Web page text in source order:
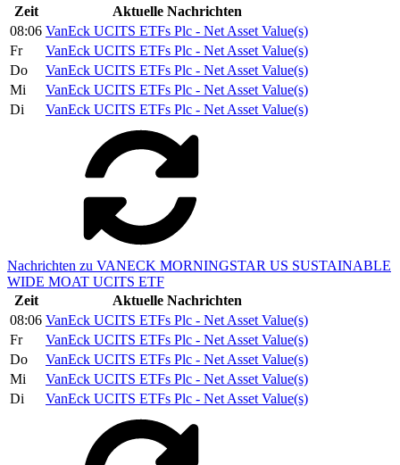
Zeit
Aktuelle Nachrichten
08:06 VanEck UCITS ETFs Plc - Net Asset Value(s)
Fr
VanEck UCITS ETFs Plc - Net Asset Value(s)
Do
VanEck UCITS ETFs Plc - Net Asset Value(s)
Mi
VanEck UCITS ETFs Plc - Net Asset Value(s)
Di
VanEck UCITS ETFs Plc - Net Asset Value(s)
Nachrichten zu VANECK MORNINGSTAR US SUSTAINABLE
WIDE MOAT UCITS ETF
Zeit
Aktuelle Nachrichten
08:06 VanEck UCITS ETFs Plc - Net Asset Value(s)
Fr
VanEck UCITS ETFs Plc - Net Asset Value(s)
Do
VanEck UCITS ETFs Plc - Net Asset Value(s)
Mi
VanEck UCITS ETFs Plc - Net Asset Value(s)
Di
VanEck UCITS ETFs Plc - Net Asset Value(s)